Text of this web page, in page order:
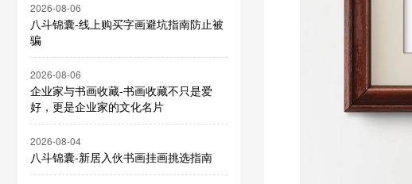
2026-08-06
八斗锦囊-线上购买字画避坑指南防止被
骗
2026-08-06
企业家与书画收藏-书画收藏不只是爱
好，更是企业家的文化名片
2026-08-04
八斗锦囊-新居入伙书画挂画挑选指南